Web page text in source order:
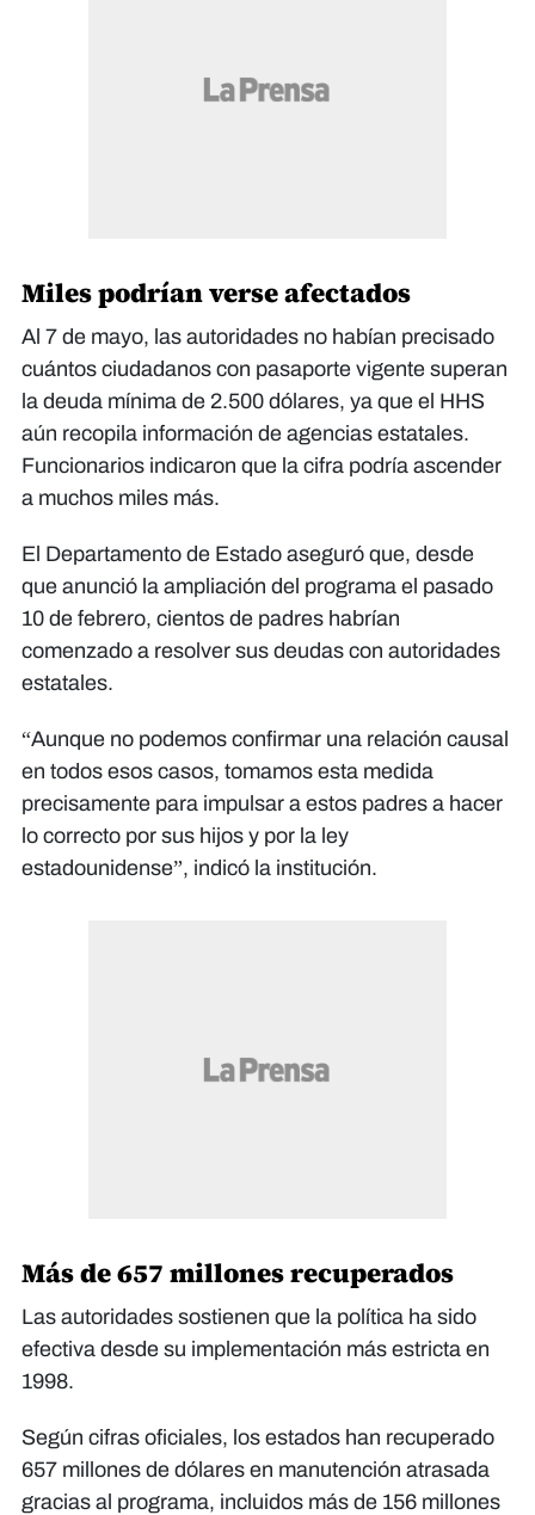
Miles podrían verse afectados
Al 7 de mayo, las autoridades no habían precisado
cuántos ciudadanos con pasaporte vigente superan
la deuda mínima de 2.500 dólares, ya que el HHS
aún recopila información de agencias estatales.
Funcionarios indicaron que la cifra podría ascender
a muchos miles más.
El Departamento de Estado aseguró que, desde
que anunció la ampliación del programa el pasado
10 de febrero, cientos de padres habrían
comenzado a resolver sus deudas con autoridades
estatales.
“Aunque no podemos confirmar una relación causal
en todos esos casos, tomamos esta medida
precisamente para impulsar a estos padres a hacer
lo correcto por sus hijos y por la ley
estadounidense”, indicó la institución.
Más de 657 millones recuperados
Las autoridades sostienen que la política ha sido
efectiva desde su implementación más estricta en
1998.
Según cifras oficiales, los estados han recuperado
657 millones de dólares en manutención atrasada
gracias al programa, incluidos más de 156 millones